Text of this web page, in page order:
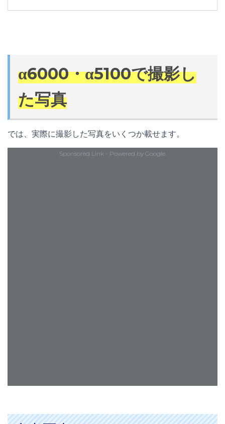
α6000・α5100で撮影し
た写真
では、実際に撮影した写真をいくつか載せます。
Sponsored Link - Powered by Google.